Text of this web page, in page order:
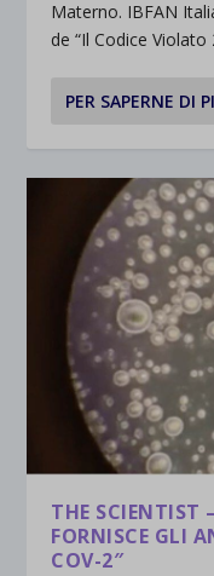
Materno. IBFAN
de “Il Codice
PER SAPERNE DI
THE SCIENTIST
FORNISCE GLI
COV-2″